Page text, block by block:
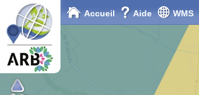
Accueil Aide WMS